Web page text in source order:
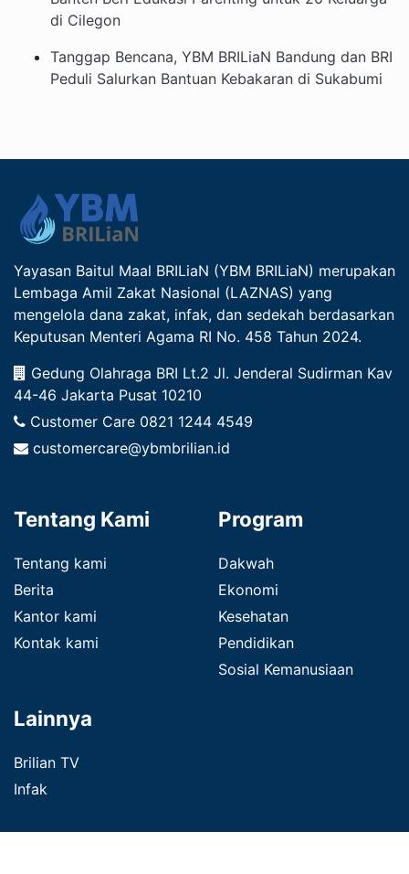
di Cilegon
Tanggap Bencana, YBM BRILiaN Bandung dan BRI
Peduli Salurkan Bantuan Kebakaran di Sukabumi
Yayasan Baitul Maal BRILiaN (YBM BRILiaN) merupakan
Lembaga Amil Zakat Nasional (LAZNAS) yang
mengelola dana zakat, infak, dan sedekah berdasarkan
Keputusan Menteri Agama RI No. 458 Tahun 2024.
Gedung Olahraga BRI Lt.2 Jl. Jenderal Sudirman Kav
44-46 Jakarta Pusat 10210
Customer Care 0821 1244 4549
customercare@ybmbrilian.id
Tentang Kami
Tentang kami
Berita
Kantor kami
Kontak kami
Program
Dakwah
Ekonomi
Kesehatan
Pendidikan
Sosial Kemanusiaan
Lainnya
Brilian TV
Infak